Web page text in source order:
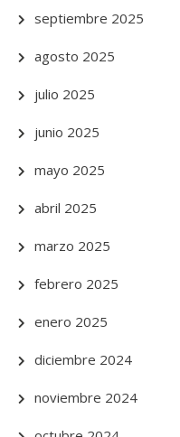
septiembre 2025
agosto 2025
julio 2025
junio 2025
mayo 2025
abril 2025
marzo 2025
febrero 2025
enero 2025
diciembre 2024
noviembre 2024